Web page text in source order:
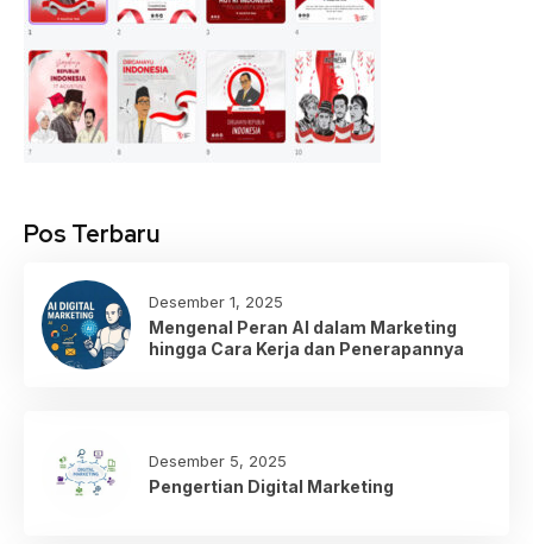
Pos Terbaru
Desember 1, 2025
Mengenal Peran AI dalam Marketing
hingga Cara Kerja dan Penerapannya
Desember 5, 2025
Pengertian Digital Marketing